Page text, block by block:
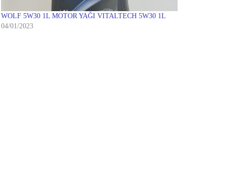
WOLF 5W30 1L MOTOR YAĞI VITALTECH 5W30 1L
04/01/2023